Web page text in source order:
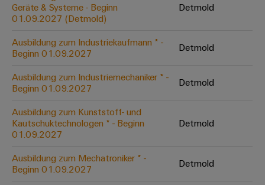
Verbindungslösungen
für
Konventionelle
Zukunftssicherheit
für
Energieerzeugung
Maschinenbau
für
verschiedene
Systeme
und
Lösungen
Automatisierung
Energiemanagement-
Lösungen
&
Elektronikgehäuse
Blitz-
und
Überspannungsschutz
Generatoranschlusskasten
Feldbusverteiler
Technischer
Support
Umweltbezogene
Produktkonformität
Engineering
Technische
Produktkataloge
Reparatur
Fachpressemeldungen
Pressekontakt
Unsere
Partner
IIoT
Automation
Offene
Ausbildungs-
und
Veranstaltungen
Aktuelle
Termine
Geräte & Systeme - Beginn
01.09.2027 (Detmold)
Detmold
Ausbildung zum Industriekaufmann * -
Beginn 01.09.2027
Detmold
Ausbildung zum Industriemechaniker * -
Beginn 01.09.2027
Detmold
Ausbildung zum Kunststoff- und
Kautschuktechnologen * - Beginn
01.09.2027
Detmold
Ausbildung zum Mechatroniker * -
Beginn 01.09.2027
Detmold